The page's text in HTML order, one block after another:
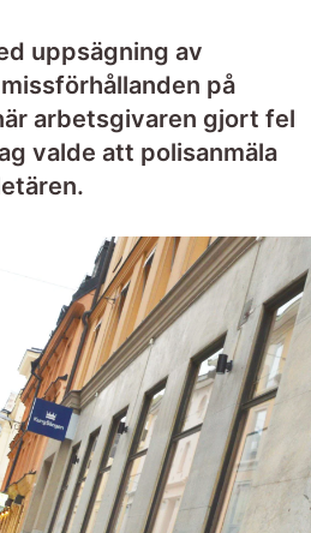
uppsägning av
på
arbetsgivaren gjort fel
valde att polisanmäla